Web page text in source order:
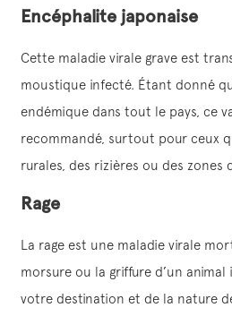
Encéphalite japonaise
Cette maladie virale grave est
moustique infecté. Étant donné
endémique dans tout le pays, ce
recommandé, surtout pour ceux
rurales, des rizières ou des zones
Rage
La rage est une maladie virale
morsure ou la griffure d’un
votre destination et de la nature